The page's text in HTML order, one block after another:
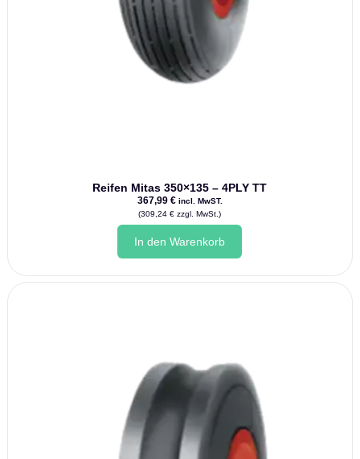
Reifen Mitas 350×135 – 4PLY TT
367,99 € incl. MwST.
(309,24€ zzgl. MwSt.)
In den Warenkorb